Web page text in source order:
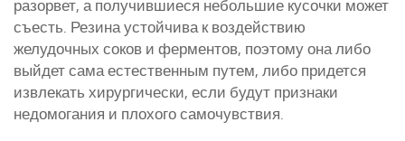
разорвет, а получившиеся небольшие кусочки может
съесть. Резина устойчива к воздействию
желудочных соков и ферментов, поэтому она либо
выйдет сама естественным путем, либо придется
извлекать хирургически, если будут признаки
недомогания и плохого самочувствия.